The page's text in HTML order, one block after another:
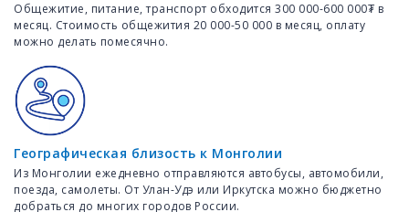
Общежитие, питание, транспорт обходится 300 000-600 000₮ в
месяц. Стоимость общежития 20 000-50 000 в месяц, оплату
можно делать помесячно.
Географическая близость к Монголии
Из Монголии ежедневно отправляются автобусы, автомобили,
поезда, самолеты. От Улан-Удэ или Иркутска можно бюджетно
добраться до многих городов России.